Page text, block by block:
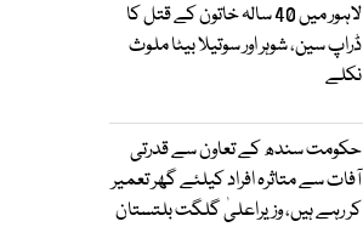
لاہور میں 40 سالہ خاتون کے قتل کا
ڈراپ سین، شوہر اور سوتیلا بیٹا ملوث
نکلے
حکومت سندھ کے تعاون سے قدرتی
آفات سے متاثرہ افراد کیلئے گھر تعمیر
کر رہے ہیں، وزیراعلیٰ گلگت بلتستان